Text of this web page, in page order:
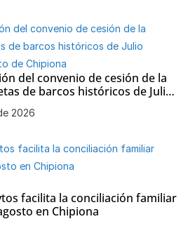
del convenio de cesión de la
de barcos históricos de Julio
de Chipiona
2026
facilita la conciliación familiar
en Chipiona